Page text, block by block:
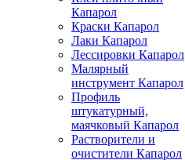
Капарол
Краски Капарол
Лаки Капарол
Лессировки Капарол
Малярный
инструмент Капарол
Профиль
штукатурный,
маячковый Капарол
Растворители и
очистители Капарол